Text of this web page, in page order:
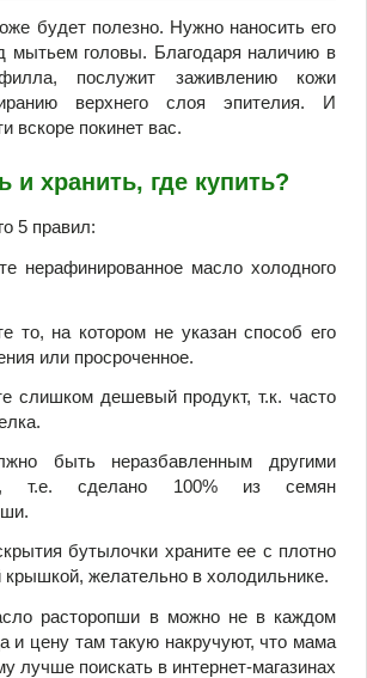
будет полезно. Нужно наносить его
мытьем головы. Благодаря наличию в
послужит заживлению кожи
верхнего слоя эпителия. И
вскоре покинет вас.
и хранить, где купить?
5 правил:
нерафинированное масло холодного
то, на котором не указан способ его
или просроченное.
слишком дешевый продукт, т.к. часто
быть неразбавленным другими
т.е. сделано 100% из семян
бутылочки храните ее с плотно
крышкой, желательно в холодильнике.
расторопши в можно не в каждом
и цену там такую накручуют, что мама
лучше поискать в интернет-магазинах